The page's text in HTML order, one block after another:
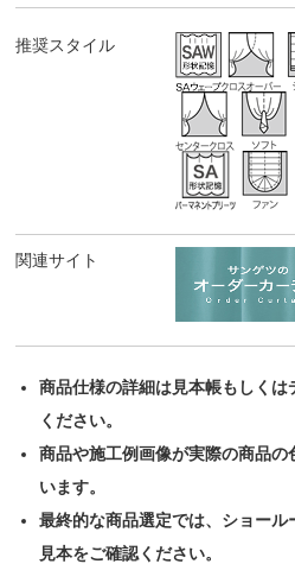
推奨スタイル
関連サイト
商品仕様の詳細は見本帳もしく
ください。
商品や施工例画像が実際の商品
います。
最終的な商品選定では、ショー
見本をご確認ください。